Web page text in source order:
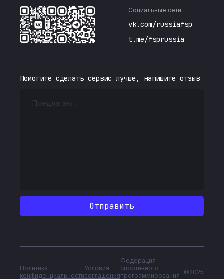
Социальные сети
vk.com/russiafsp
t.me/fsprussia
Помогите сделать сервис лучше, напишите отзыв
Политика
конфиденциальности
Условия
соглашения
Федерация
спортивного
программирования
©2025